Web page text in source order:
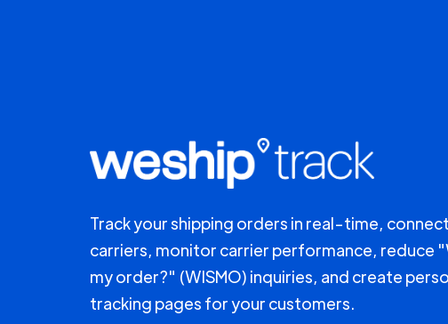
Track your shipping orders in real-time,
carriers, monitor carrier performance, reduce
my order?" (WISMO) inquiries, and create
tracking pages for your customers.